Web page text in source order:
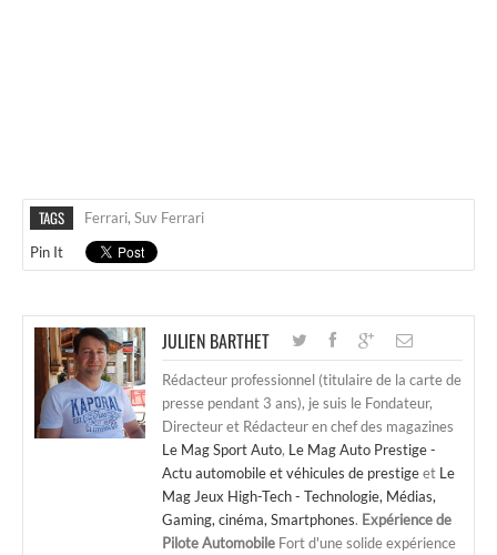
TAGS Ferrari, Suv Ferrari
Pin It
JULIEN BARTHET
Rédacteur professionnel (titulaire de la carte de
presse pendant 3 ans), je suis le Fondateur,
Directeur et Rédacteur en chef des magazines
Le Mag Sport Auto, Le Mag Auto Prestige -
Actu automobile et véhicules de prestigeet Le
Mag Jeux High-Tech - Technologie, Médias,
Gaming, cinéma, Smartphones. Expérience de
Pilote Automobile Fort d'une solide expérience